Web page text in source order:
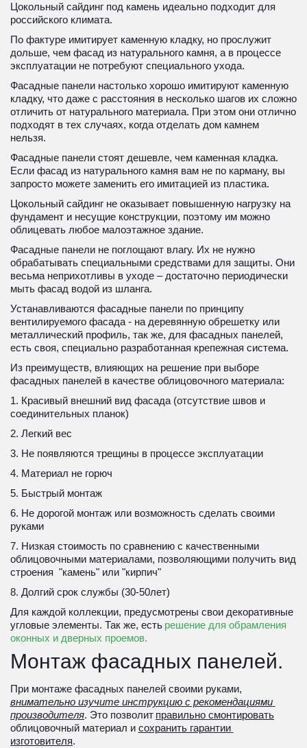
Цокольный сайдинг под камень идеально подходит для
российского климата.
По фактуре имитирует каменную кладку, но прослужит
дольше, чем фасад из натурального камня, а в процессе
эксплуатации не потребуют специального ухода.
Фасадные панели настолько хорошо имитируют каменную
кладку, что даже с расстояния в несколько шагов их сложно
отличить от натурального материала. При этом они отлично
подходят в тех случаях, когда отделать дом камнем
нельзя.
Фасадные панели стоят дешевле, чем каменная кладка.
Если фасад из натурального камня вам не по карману, вы
запросто можете заменить его имитацией из пластика.
Цокольный сайдинг не оказывает повышенную нагрузку на
фундамент и несущие конструкции, поэтому им можно
облицевать любое малоэтажное здание.
Фасадные панели не поглощают влагу. Их не нужно
обрабатывать специальными средствами для защиты. Они
весьма неприхотливы в уходе – достаточно периодически
мыть фасад водой из шланга.
Устанавливаются фасадные панели по принципу
вентилируемого фасада - на деревянную обрешетку или
металлический профиль, так же, для фасадных панелей,
есть своя, специально разработанная крепежная система.
Из преимуществ, влияющих на решение при выборе
фасадных панелей в качестве облицовочного материала:
1. Красивый внешний вид фасада (отсутствие швов и
соединительных планок)
2. Легкий вес
3. Не появляются трещины в процессе эксплуатации
4. Материал не горюч
5. Быстрый монтаж
6. Не дорогой монтаж или возможность сделать своими
руками
7. Низкая стоимость по сравнению с качественными
облицовочными материалами, позволяющими получить вид
строения  "камень" или "кирпич"
8. Долгий срок службы (30-50лет)
Для каждой коллекции, предусмотрены свои декоративные
угловые элементы. Так же, есть решение для обрамления
оконных и дверных проемов.
Монтаж фасадных панелей.
внимательно изучите инструкцию с рекомендациями
производителя. Это позволит правильно смонтировать
облицовочный материал и сохранить гарантии
изготовителя.